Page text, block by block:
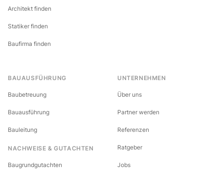
Architekt finden
Statiker finden
Baufirma finden
BAUAUSFÜHRUNG
Baubetreuung
Bauausführung
Bauleitung
NACHWEISE & GUTACHTEN
Baugrundgutachten
UNTERNEHMEN
Über uns
Partner werden
Referenzen
Ratgeber
Jobs